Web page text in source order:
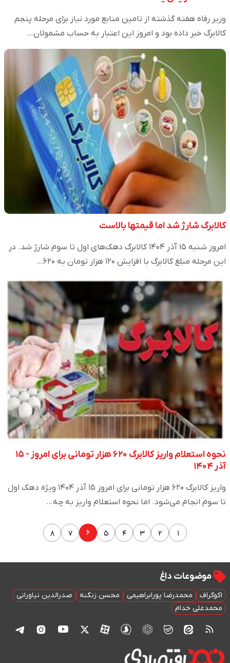
وزیر رفاه هفته گذشته از تامین منابع مورد نیاز برای مرحله پنجم
کالابرگ خبر داده بود و امروز این اعتبار به حساب مشمولان…
کالابرگ شارژ شد اما قیمتها بالاست
امروز شنبه ۱۵ آذر ۱۴۰۴ کالابرگ دهک‌های اول تا سوم شارژ شد. در
این مرحله مبلغ کالابرگ با افزایش ۱۲۰ هزار تومان به ۶۲۰…
نحوه استعلام واریز کالابرگ ۶۲۰ هزار تومانی برای امروز - ۱۵
آذر ۱۴۰۴
واریز کالابرگ ۶۲۰ هزار تومانی برای امروز ۱۵ آذر ۱۴۰۴ ویژه دهک اول
تا سوم انجام می‌شود. اما نحوه استعلام واریز به چه…
۱ ۲ ۳ ۴ ۵ ۶ ۷ ۸
موضوعات داغ
اکوگراف محمدرضا پورابراهیمی محسن زنگنه
صدرالدین نیاورانی
محمدعلی خدام